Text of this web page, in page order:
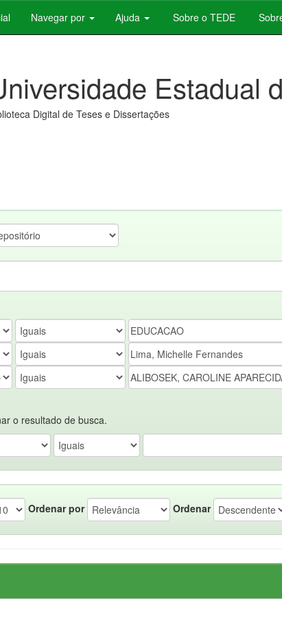
Navegar por Ajuda Sobre o TEDE
Estadual
Digital de Teses e Dissertações
o resultado de busca.
Ordenar por Ordenar